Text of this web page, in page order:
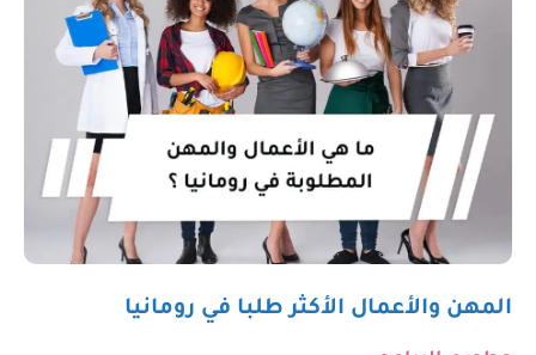
المهن والأعمال الأكثر طلبا في رومانيا